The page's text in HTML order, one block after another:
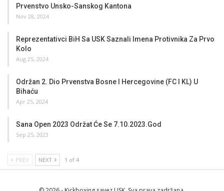
Prvenstvo Unsko-Sanskog Kantona
Nov 28, 2024
Reprezentativci BiH Sa USK Saznali Imena Protivnika Za Prvo
Kolo
Aug 25, 2024
Održan 2. Dio Prvenstva Bosne I Hercegovine (FC I KL) U
Bihaću
Apr 25, 2024
Sana Open 2023 Održat Će Se 7.10.2023.god
Sep 25, 2023
PREV NEXT 1 of 4